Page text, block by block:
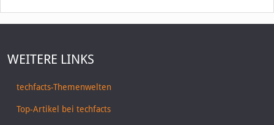
WEITERE LINKS
techfacts-Themenwelten
Top-Artikel bei techfacts